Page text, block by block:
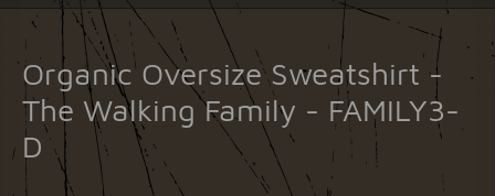
Organic Oversize Sweatshirt -
The Walking Family - FAMILY3-
D